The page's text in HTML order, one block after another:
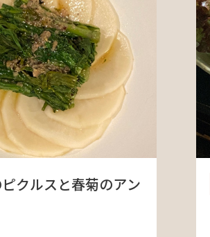
クルスと春菊のアン